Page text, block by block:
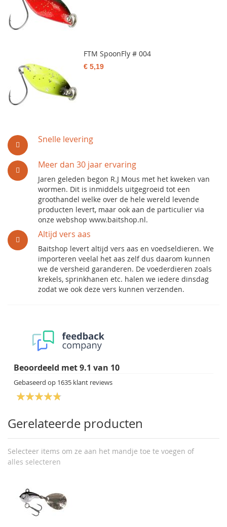
Snelle levering
Meer dan 30 jaar ervaring
Jaren geleden begon R.J Mous met het kweken van
wormen. Dit is inmiddels uitgegroeid tot een
groothandel welke over de hele wereld levende
producten levert, maar ook aan de particulier via
onze webshop www.baitshop.nl.
Altijd vers aas
Baitshop levert altijd vers aas en voedseldieren. We
importeren veelal het aas zelf dus daarom kunnen
we de versheid garanderen. De voederdieren zoals
krekels, sprinkhanen etc. halen we iedere dinsdag
zodat we ook deze vers kunnen verzenden.
Beoordeeld met9.1 van 10
Gebaseerd op 1635 klant reviews
Gerelateerde producten
Selecteer items om ze aan het mandje toe te voegen of
alles selecteren
FTM SpoonFly # 004
€ 5,19